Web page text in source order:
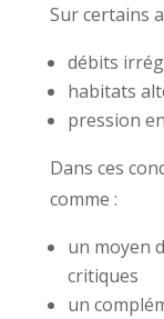
Sur certains
débits
habitats
pression
Dans ces
comme :
un moyen
critiques
un